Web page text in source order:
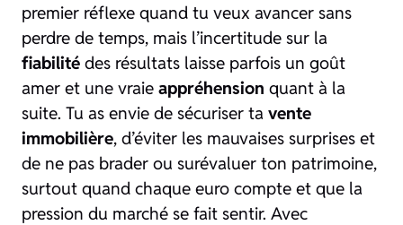
premier réflexe quand tu veux avancer sans
perdre de temps, mais l’incertitude sur la
fiabilité des résultats laisse parfois un goût
amer et une vraie appréhension quant à la
suite. Tu as envie de sécuriser ta vente
immobilière, d’éviter les mauvaises surprises et
de ne pas brader ou surévaluer ton patrimoine,
surtout quand chaque euro compte et que la
pression du marché se fait sentir. Avec